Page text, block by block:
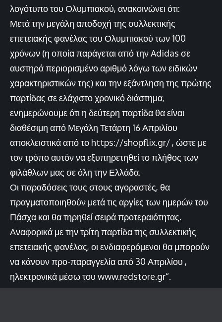
λογότυπο του Ολυμπιακού, ανακοινώνει ότι:
Μετά την μεγάλη αποδοχή της συλλεκτικής
επετειακής φανέλας του Ολυμπιακού των 100
χρόνων (η οποία παράγεται από την Adidas σε
αυστηρά περιορισμένο αριθμό λόγω των ειδικών
χαρακτηριστικών της) και την εξάντληση της πρώτης
παρτίδας σε ελάχιστο χρονικό διάστημα,
ενημερώνουμε ότι η δεύτερη παρτίδα θα είναι
διαθέσιμη από Μεγάλη Τετάρτη 16 Απριλίου
αποκλειστικά από το https://shopflix.gr/ , ώστε με
τον τρόπο αυτόν να εξυπηρετηθεί το πλήθος των
φιλάθλων μας σε όλη την Ελλάδα.
Οι παραδόσεις τους στους αγοραστές, θα
πραγματοποιηθούν μετά τις αργίες των ημερών του
Πάσχα και θα τηρηθεί σειρά προτεραιότητας.
Αναφορικά με την τρίτη παρτίδα της συλλεκτικής
επετειακής φανέλας, οι ενδιαφερόμενοι θα μπορούν
να κάνουν προ-παραγγελία από 30 Απριλίου ,
ηλεκτρονικά μέσω του www.redstore.gr“.